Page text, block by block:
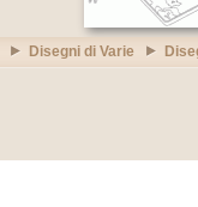
Disegni di Varie